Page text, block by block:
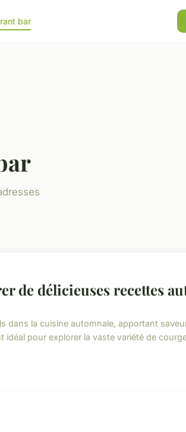
bar
de délicieuses recettes
dans la cuisine automnale, apportant
idéal pour explorer la vaste variété de